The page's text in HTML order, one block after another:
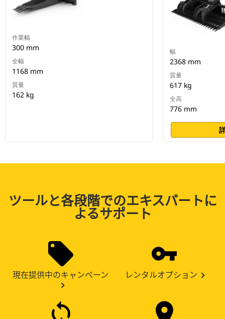
作業幅
300 mm
全幅
1168 mm
質量
162 kg
幅
2368 mm
質量
617 kg
全高
776 mm
ツールと各段階でのエキスパートに
よるサポート
現在提供中のキャンペーン レンタルオプション